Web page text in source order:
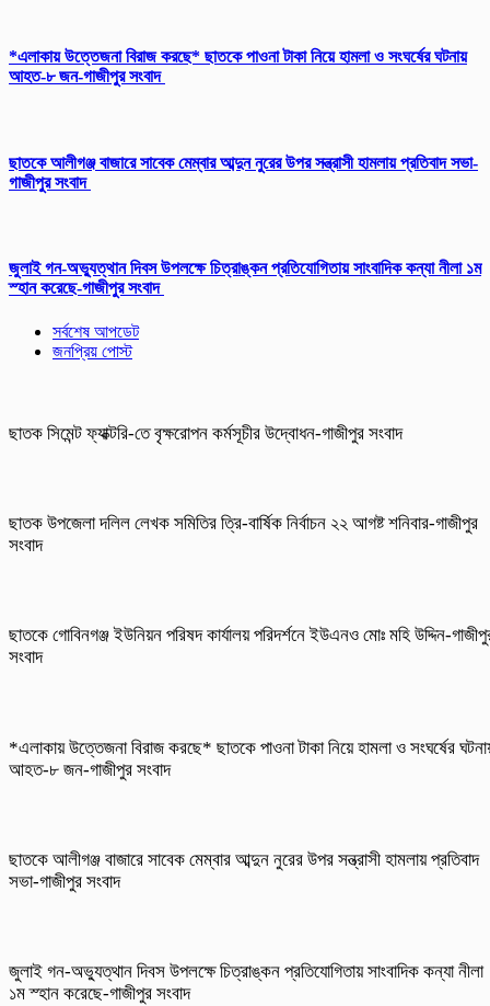
*এলাকায় উত্তেজনা বিরাজ করছে* ছাতকে পাওনা টাকা নিয়ে হামলা ও সংঘর্ষের ঘটনায়
আহত-৮ জন-গাজীপুর সংবাদ
ছাতকে আলীগঞ্জ বাজারে সাবেক মেম্বার আব্দুন নুরের উপর সন্ত্রাসী হামলায় প্রতিবাদ সভা-
গাজীপুর সংবাদ
জুলাই গন-অভ্যুত্থান দিবস উপলক্ষে চিত্রাঙ্কন প্রতিযোগিতায় সাংবাদিক কন্যা নীলা ১ম
স্হান করেছে-গাজীপুর সংবাদ
সর্বশেষ আপডেট
জনপ্রিয় পোস্ট
ছাতক সিমেন্ট ফ্যাক্টরি-তে বৃক্ষরোপন কর্মসূচীর উদ্বোধন-গাজীপুর সংবাদ
ছাতক উপজেলা দলিল লেখক সমিতির ত্রি-বার্ষিক নির্বাচন ২২ আগষ্ট শনিবার-গাজীপুর
সংবাদ
ছাতকে গোবিনগঞ্জ ইউনিয়ন পরিষদ কার্যালয় পরিদর্শনে ইউএনও মোঃ মহি উদ্দিন-
সংবাদ
*এলাকায় উত্তেজনা বিরাজ করছে* ছাতকে পাওনা টাকা নিয়ে হামলা ও সংঘর্ষের
আহত-৮ জন-গাজীপুর সংবাদ
ছাতকে আলীগঞ্জ বাজারে সাবেক মেম্বার আব্দুন নুরের উপর সন্ত্রাসী হামলায় প্রতিবাদ
সভা-গাজীপুর সংবাদ
জুলাই গন-অভ্যুত্থান দিবস উপলক্ষে চিত্রাঙ্কন প্রতিযোগিতায় সাংবাদিক কন্যা নীলা
১ম স্হান করেছে-গাজীপুর সংবাদ